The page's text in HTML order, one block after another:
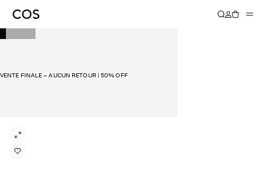
VENTE FINALE − AUCUN RETOUR | 50% OFF